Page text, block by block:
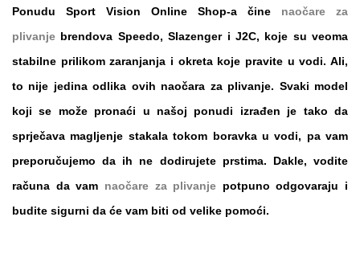
Ponudu Sport Vision Online Shop-a čine naočare za
plivanje brendova Speedo, Slazenger i J2C, koje su veoma
stabilne prilikom zaranjanja i okreta koje pravite u vodi. Ali,
to nije jedina odlika ovih naočara za plivanje. Svaki model
koji se može pronaći u našoj ponudi izrađen je tako da
sprječava magljenje stakala tokom boravka u vodi, pa vam
preporučujemo da ih ne dodirujete prstima. Dakle, vodite
računa da vam naočare za plivanje potpuno odgovaraju i
budite sigurni da će vam biti od velike pomoći.